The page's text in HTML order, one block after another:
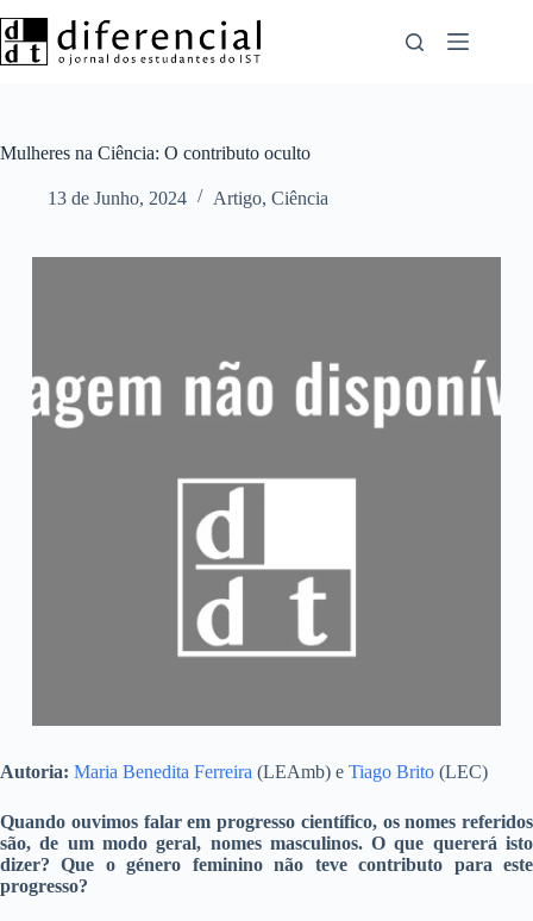
para
o
Mulheres na Ciência: O contributo oculto
13 de Junho, 2024 Artigo, Ciência
Autoria: Maria Benedita Ferreira (LEAmb) e Tiago Brito (LEC)
Quando ouvimos falar em progresso científico, os nomes referidos
são, de um modo geral, nomes masculinos. O que quererá isto
dizer? Que o género feminino não teve contributo para este
progresso?